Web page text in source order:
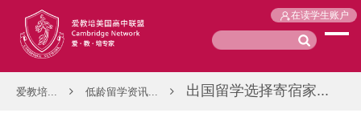
在读学生账户
爱教培... 低龄留学资讯... 出国留学选择寄宿家...